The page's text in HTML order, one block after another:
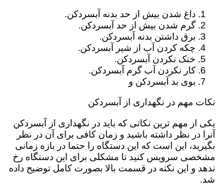
داغ شدن بیش از حد بدنه آبسردکن.
گرم شدن بیش از حد آبسردکن.
برق داشتن بدنه آبسردکن.
چکه کردن آب از شیر آبسردکن.
خنک نکردن آبسردکن.
کار نکردن آب گرم آبسردکن.
بوی بد آبسردکن و
نکات مهم در نگهداری از آبسردکن
یکی از مهم ترین نکاتی که باید در نگهداری از آبسردکن
آنرا در نظر داشته باشید و زمان کافی برای آن در نظر
بگیرید، این است که این دستگاه را حتما در بازه زمانی
مشخصی سرویس کنید تا مشکلی برای این دستگاه رخ
ندهد و این نکته در قسمت بالا بصورت کامل توضیح داده
شد.